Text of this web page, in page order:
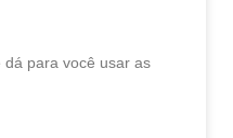
dá para você usar as